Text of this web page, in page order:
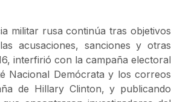
militar rusa continúa tras objetivos
acusaciones, sanciones y otras
interfirió con la campaña electoral
Nacional Demócrata y los correos
de Hillary Clinton, y publicando